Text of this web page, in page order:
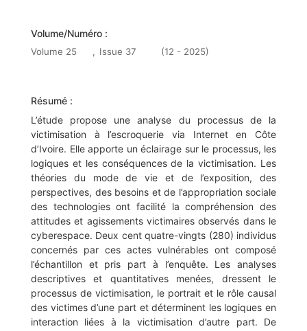
Volume/Numéro :
Volume 25 , Issue 37 (12 - 2025)
Résumé :
L’étude propose une analyse du processus de la
victimisation à l’escroquerie via Internet en Côte
d’Ivoire. Elle apporte un éclairage sur le processus, les
logiques et les conséquences de la victimisation. Les
théories du mode de vie et de l’exposition, des
perspectives, des besoins et de l’appropriation sociale
des technologies ont facilité la compréhension des
attitudes et agissements victimaires observés dans le
cyberespace. Deux cent quatre-vingts (280) individus
concernés par ces actes vulnérables ont composé
l’échantillon et pris part à l’enquête. Les analyses
descriptives et quantitatives menées, dressent le
processus de victimisation, le portrait et le rôle causal
des victimes d’une part et déterminent les logiques en
interaction liées à la victimisation d’autre part. De